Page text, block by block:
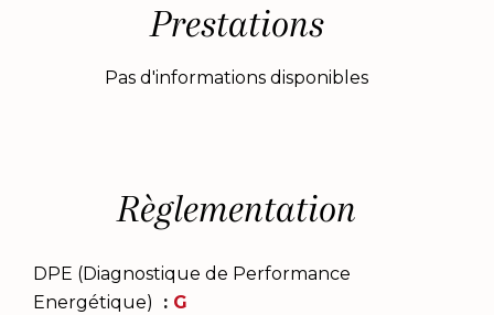
Prestations
Pas d'informations disponibles
Règlementation
DPE (Diagnostique de Performance
Energétique)
G